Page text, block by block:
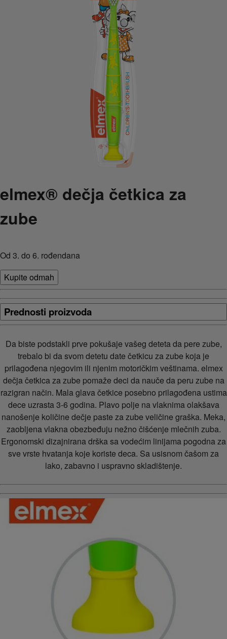
elmex® dečja četkica za
zube
Od 3. do 6. rođendana
Kupite odmah
Prednosti proizvoda
Da biste podstakli prve pokušaje vašeg deteta da pere zube,
trebalo bi da svom detetu date četkicu za zube koja je
prilagođena njegovim ili njenim motoričkim veštinama. elmex
dečja četkica za zube pomaže deci da nauče da peru zube na
razigran način. Mala glava četkice posebno prilagođena ustima
dece uzrasta 3-6 godina. Plavo polje na vlaknima olakšava
nanošenje količine dečje paste za zube veličine graška. Meka,
zaobljena vlakna obezbeđuju nežno čišćenje mlečnih zuba.
Ergonomski dizajnirana drška sa vodećim linijama pogodna za
sve vrste hvatanja koje koriste deca. Sa usisnom čašom za
lako, zabavno i uspravno skladištenje.